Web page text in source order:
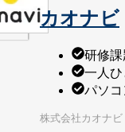
カオナビ
研修
一人
パソ
株式会社カオナビ